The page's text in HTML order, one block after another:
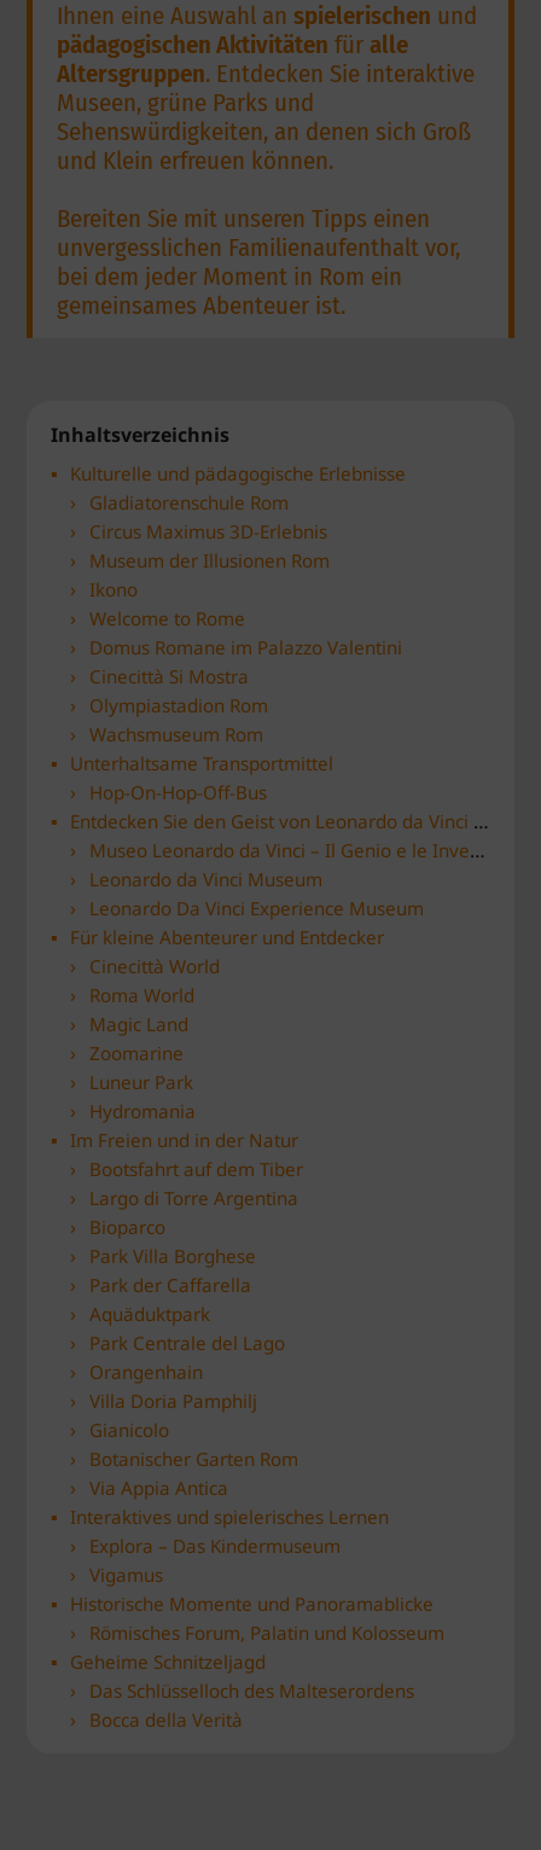
Ihnen eine Auswahl anspielerischen und
pädagogischen Aktivitäten füralle
Altersgruppen. Entdecken Sie interaktive
Museen, grüne Parks und
Sehenswürdigkeiten, an denen sich Groß
und Klein erfreuen können.
Bereiten Sie mit unseren Tipps einen
unvergesslichen Familienaufenthalt vor,
bei dem jeder Moment in Rom ein
gemeinsames Abenteuer ist.
Inhaltsverzeichnis
Kulturelle und pädagogische Erlebnisse
Gladiatorenschule Rom
Circus Maximus 3D-Erlebnis
Museum der Illusionen Rom
Ikono
Welcome to Rome
Domus Romane im Palazzo Valentini
Cinecittà Si Mostra
Olympiastadion Rom
Wachsmuseum Rom
Unterhaltsame Transportmittel
Hop-On-Hop-Off-Bus
Entdecken Sie den Geist von Leonardo da Vinci in Rom
Museo Leonardo da Vinci – Il Genio e le Invenzioni
Leonardo da Vinci Museum
Leonardo Da Vinci Experience Museum
Für kleine Abenteurer und Entdecker
Cinecittà World
Roma World
Magic Land
Zoomarine
Luneur Park
Hydromania
Im Freien und in der Natur
Bootsfahrt auf dem Tiber
Largo di Torre Argentina
Bioparco
Park Villa Borghese
Park der Caffarella
Aquäduktpark
Park Centrale del Lago
Orangenhain
Villa Doria Pamphilj
Gianicolo
Botanischer Garten Rom
Via Appia Antica
Interaktives und spielerisches Lernen
Explora – Das Kindermuseum
Vigamus
Historische Momente und Panoramablicke
Römisches Forum, Palatin und Kolosseum
Geheime Schnitzeljagd
Das Schlüsselloch des Malteserordens
Bocca della Verità